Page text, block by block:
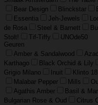
Bear Design
Blinckstar
Essentia
Jeh-Jewels
de Rosa
Steel & Barnett
Stolt!
Tif-Tiffy
UNOde50
Geuren
Amber & Sandalwood
Karthago
Black Orchid & Lily
Grigio Milano
Inuit Klinto
Malabar Pepper
Mills
Agathis Amber
Basil &
Bulgarian Rose & Oud
Citrus